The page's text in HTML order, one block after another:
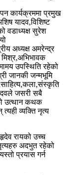
कार्यक्रममा प्रमुख
यादव,विशिष्ट
वडाध्यक्ष सुरेश
अध्यक्ष अमरेन्द्र
मिश्र,अभिभावक
उपस्थिति रहेको
जानकी जन्मभूमि
जसरी सबै
उत्थान कथक
व्यक्ति नृत्य
रायको उच्च
अदभुत रहेको
प्रयास गर्न